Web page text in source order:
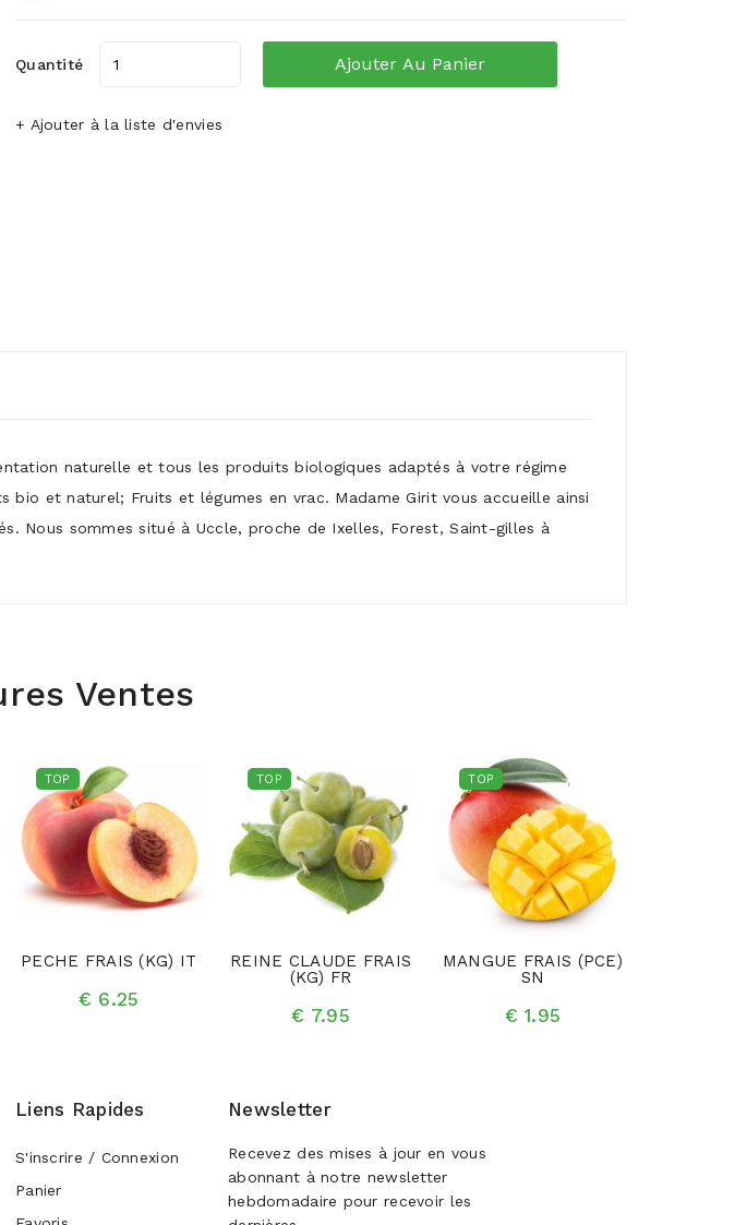
Quantité Ajouter Au Panier
+ Ajouter à la liste d'envies
naturelle et tous les produits biologiques adaptés à votre régime
et naturel; Fruits et légumes en vrac. Madame Girit vous accueille ainsi
Nous sommes situé à Uccle, proche de Ixelles, Forest, Saint-gilles à
Ventes
TOP
PECHE FRAIS (KG) IT
€ 6.25
TOP
REINE CLAUDE FRAIS
(KG) FR
€ 7.95
TOP
MANGUE FRAIS (PCE)
SN
€ 1.95
Liens Rapides
S'inscrire / Connexion
Panier
Newsletter
Recevez des mises à jour en vous
abonnant à notre newsletter
hebdomadaire pour recevoir les